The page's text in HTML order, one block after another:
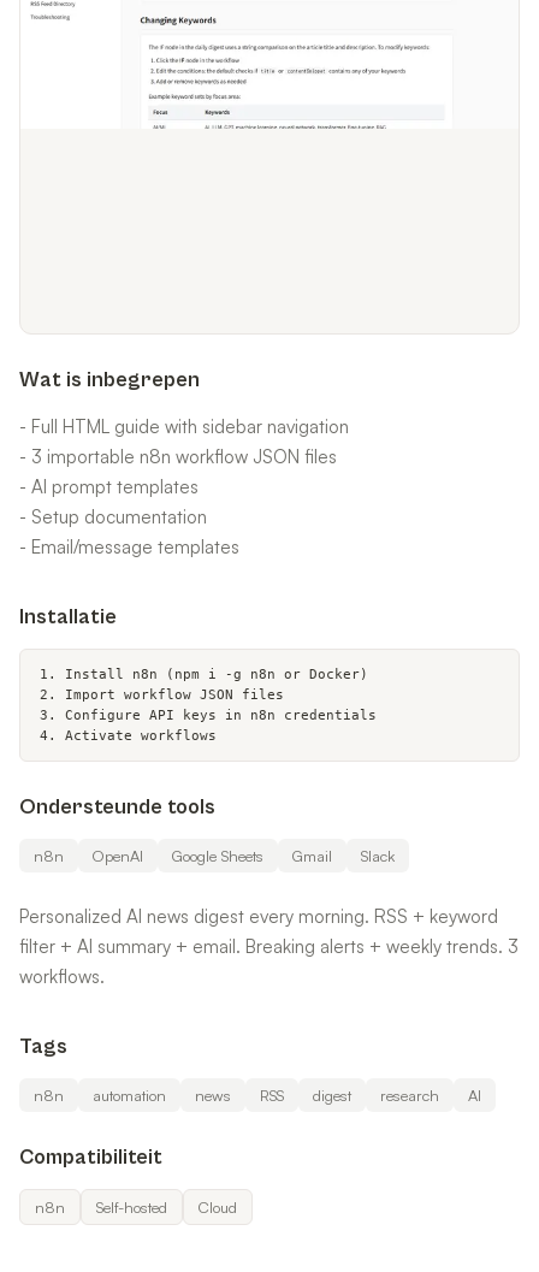
Wat is inbegrepen
- Full HTML guide with sidebar navigation
- 3 importable n8n workflow JSON files
- AI prompt templates
- Setup documentation
- Email/message templates
Installatie
1. Install n8n (npm i -g n8n or Docker)
2. Import workflow JSON files
3. Configure API keys in n8n credentials
4. Activate workflows
Ondersteunde tools
n8n OpenAI Google Sheets Gmail Slack
Personalized AI news digest every morning. RSS + keyword
filter + AI summary + email. Breaking alerts + weekly trends. 3
workflows.
Tags
n8n automation news RSS digest research AI
Compatibiliteit
n8n Self-hosted Cloud